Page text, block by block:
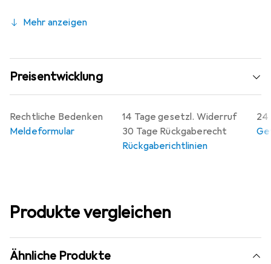
Mehr anzeigen
Preisentwicklung
14 Tage gesetzl. Widerruf
30 Tage Rückgaberecht
Rückgaberichtlinien
24
Rechtliche Bedenken
Meldeformular
Produkte vergleichen
Ähnliche Produkte